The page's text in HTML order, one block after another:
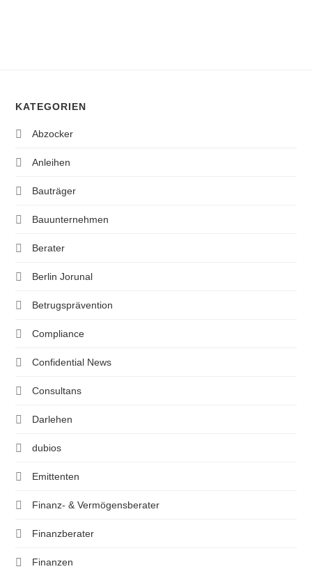
KATEGORIEN
Abzocker
Anleihen
Bauträger
Bauunternehmen
Berater
Berlin Jorunal
Betrugsprävention
Compliance
Confidential News
Consultans
Darlehen
dubios
Emittenten
Finanz- & Vermögensberater
Finanzberater
Finanzen